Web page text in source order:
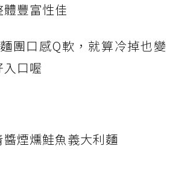
豐富性佳
團口感Q軟，就算冷掉也變
入口喔
煙燻鮭魚義大利麵